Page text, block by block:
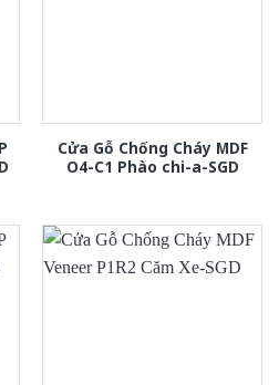
Cửa Gỗ Chống Cháy MDF
O4-C1 Phào chi-a-SGD